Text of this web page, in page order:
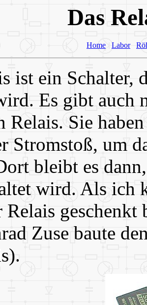
Das
Home Labor
ist ein Schalter,
Es gibt auch
Relais. Sie
Stromstoß, um
bleibt es
wird. Als ich
geschenkt
Zuse baute